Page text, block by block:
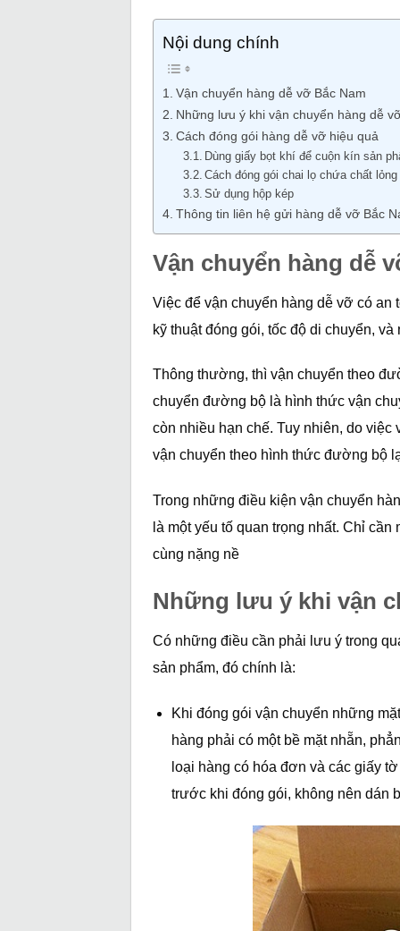
Nội dung chính
Vận chuyển hàng dễ vỡ Bắc Nam
Những lưu ý khi vận chuyển hàng dễ
Cách đóng gói hàng dễ vỡ hiệu quả
Dùng giấy bọt khí để cuộn kín sản
Cách đóng gói chai lọ chứa chất lỏng
Sử dụng hộp kép
Thông tin liên hệ gửi hàng dễ vỡ Bắc
Vận chuyển hàng dễ
Việc để vận chuyển hàng dễ vỡ có an
kỹ thuật đóng gói, tốc độ di chuyển,
Thông thường, thì vận chuyển theo
chuyển đường bộ là hình thức vận
còn nhiều hạn chế. Tuy nhiên, do
vận chuyển theo hình thức đường bộ
Trong những điều kiện vận chuyển
là một yếu tố quan trọng nhất. Chỉ
cùng nặng nề
Những lưu ý khi vận
Có những điều cần phải lưu ý trong
sản phẩm, đó chính là:
Khi đóng gói vận chuyển những
hàng phải có một bề mặt nhẵn,
loại hàng có hóa đơn và các giấy
trước khi đóng gói, không nên dán